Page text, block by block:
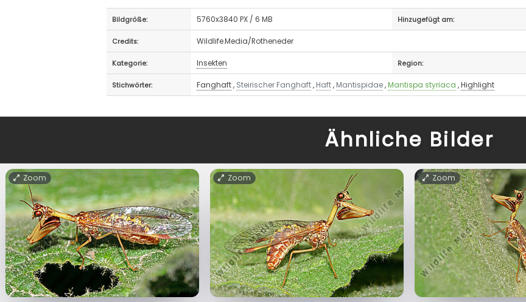
Bildgröße: 5760x3840 PX / 6 MB Hinzugefügt am:
Credits: Wildlife.Media/Rotheneder
Kategorie: Insekten Region:
Stichwörter: Fanghaft, Steirischer Fanghaft, Haft, Mantispidae,Mantispa styriaca ,Highlight
Ähnliche Bilder
Zoom Zoom Zoom